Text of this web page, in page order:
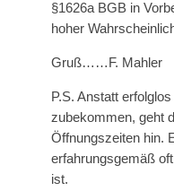
§1626a BGB in
hoher
Gruß……F. Mahler
P.S. Anstatt
zubekommen, geht
Öffnungszeiten hin.
erfahrungsgemäß
ist.